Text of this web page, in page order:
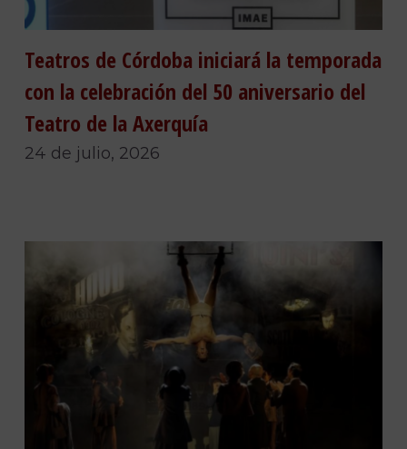
Teatros de Córdoba iniciará la temporada
con la celebración del 50 aniversario del
Teatro de la Axerquía
24 de julio, 2026